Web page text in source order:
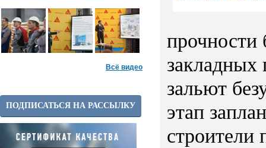
Всё видео
ПОДПИСАТЬСЯ НА РАССЫЛКУ
прочности
закладных
зальют
этап
строители